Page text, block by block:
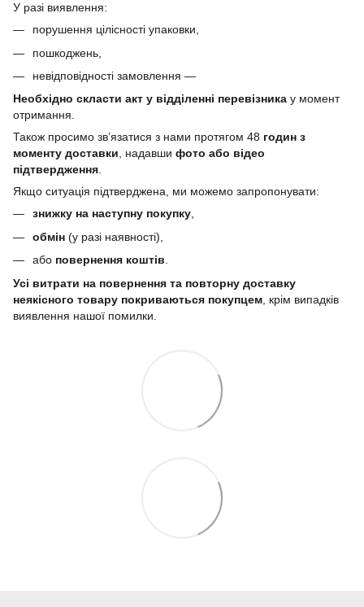
У разі виявлення:
порушення цілісності упаковки,
пошкоджень,
невідповідності замовлення —
Необхідно скласти акт у відділенні перевізника у момент
отримання.
Також просимо зв’язатися з нами протягом 48 годин з
моменту доставки, надавши фото або відео
підтвердження.
Якщо ситуація підтверджена, ми можемо запропонувати:
знижку на наступну покупку,
обмін (у разі наявності),
або повернення коштів
Усі витрати на повернення та повторну доставку
неякісного товару покриваються покупцем , крім випадків
виявлення нашої помилки.